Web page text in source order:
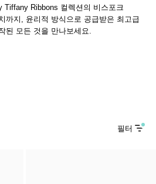
Tiffany Ribbons 컬렉션의 비스포크
까지, 윤리적 방식으로 공급받은 최고급
된 모든 것을 만나보세요.
필터